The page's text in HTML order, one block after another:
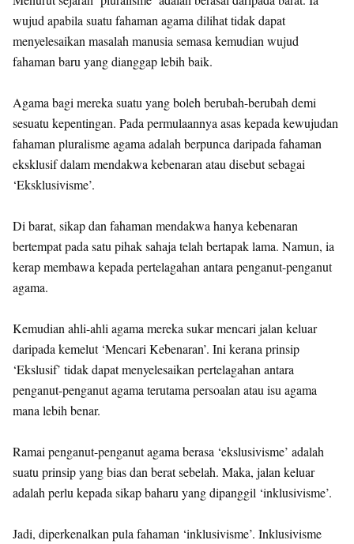
wujud apabila suatu fahaman agama dilihat tidak dapat
menyelesaikan masalah manusia semasa kemudian wujud
fahaman baru yang dianggap lebih baik.
Agama bagi mereka suatu yang boleh berubah-berubah demi
sesuatu kepentingan. Pada permulaannya asas kepada kewujudan
fahaman pluralisme agama adalah berpunca daripada fahaman
eksklusif dalam mendakwa kebenaran atau disebut sebagai
‘Eksklusivisme’.
Di barat, sikap dan fahaman mendakwa hanya kebenaran
bertempat pada satu pihak sahaja telah bertapak lama. Namun, ia
kerap membawa kepada pertelagahan antara penganut-penganut
agama.
Kemudian ahli-ahli agama mereka sukar mencari jalan keluar
daripada kemelut ‘Mencari Kebenaran’. Ini kerana prinsip
‘Ekslusif’ tidak dapat menyelesaikan pertelagahan antara
penganut-penganut agama terutama persoalan atau isu agama
mana lebih benar.
Ramai penganut-penganut agama berasa ‘ekslusivisme’ adalah
suatu prinsip yang bias dan berat sebelah. Maka, jalan keluar
adalah perlu kepada sikap baharu yang dipanggil ‘inklusivisme’.
Jadi, diperkenalkan pula fahaman ‘inklusivisme’. Inklusivisme